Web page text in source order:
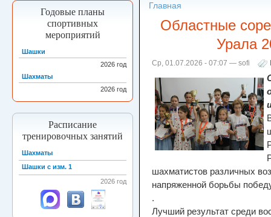
Годовые планы
спортивных
мероприятий
Шашки
2026 год
Шахматы
2026 год
Расписание
тренировочных занятий
Шахматы
Шашки с изм. 1
2026 год
Главная
Областные
Урала
Ср, 01.07.2026 - 07:07 — sofi
шахматистов различных
напряженной борьбы
.
Лучший результат среди